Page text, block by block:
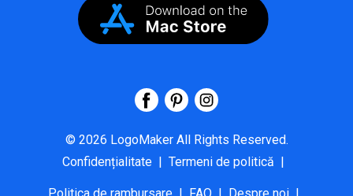
© 2026 LogoMaker All Rights Reserved.
Confidențialitate | Termeni de politică |